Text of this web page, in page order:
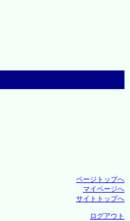
ページトップへ
マイページへ
サイトトップへ
ログアウト